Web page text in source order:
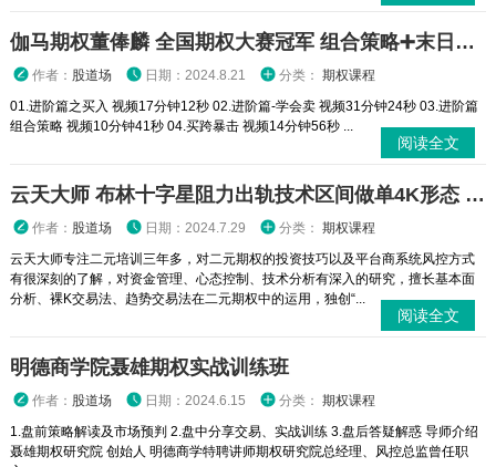
伽马期权董俸麟 全国期权大赛冠军 组合策略➕末日轮视频课程
作者： 股道场 日期：2024.8.21 分类： 期权课程
01.进阶篇之买入 视频17分钟12秒 02.进阶篇-学会卖 视频31分钟24秒 03.进阶篇
组合策略 视频10分钟41秒 04.买跨暴击 视频14分钟56秒 ...
阅读全文
云天大师 布林十字星阻力出轨技术区间做单4K形态 二元期权外汇实战培训视频课程
作者： 股道场 日期：2024.7.29 分类： 期权课程
云天大师专注二元培训三年多，对二元期权的投资技巧以及平台商系统风控方式
有很深刻的了解，对资金管理、心态控制、技术分析有深入的研究，擅长基本面
分析、裸K交易法、趋势交易法在二元期权中的运用，独创“...
阅读全文
明德商学院聂雄期权实战训练班
作者： 股道场 日期：2024.6.15 分类： 期权课程
1.盘前策略解读及市场预判 2.盘中分享交易、实战训练 3.盘后答疑解惑 导师介绍
聂雄期权研究院 创始人 明德商学特聘讲师期权研究院总经理、风控总监曾任职